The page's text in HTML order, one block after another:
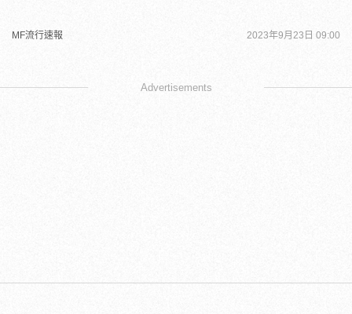
MF流行速報 2023年9月23日 09:00
Advertisements